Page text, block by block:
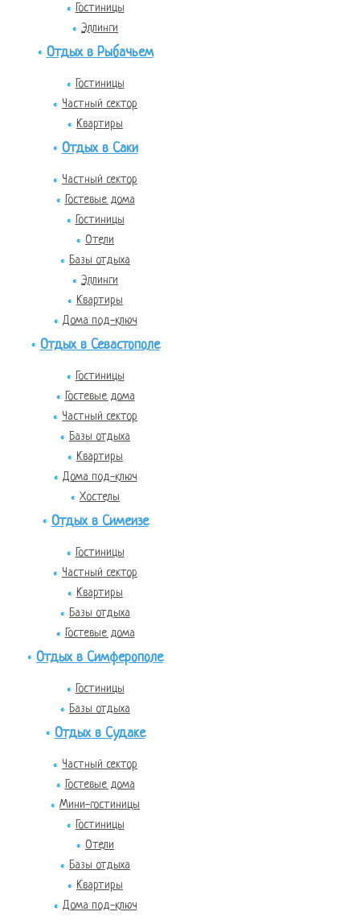
Гостиницы
Эллинги
Отдых в Рыбачьем
Гостиницы
Частный сектор
Квартиры
Отдых в Саки
Частный сектор
Гостевые дома
Гостиницы
Отели
Базы отдыха
Эллинги
Квартиры
Дома под-ключ
Отдых в Севастополе
Гостиницы
Гостевые дома
Частный сектор
Базы отдыха
Квартиры
Дома под-ключ
Хостелы
Отдых в Симеизе
Гостиницы
Частный сектор
Квартиры
Базы отдыха
Гостевые дома
Отдых в Симферополе
Гостиницы
Базы отдыха
Отдых в Судаке
Частный сектор
Гостевые дома
Мини-гостиницы
Гостиницы
Отели
Базы отдыха
Квартиры
Дома под-ключ